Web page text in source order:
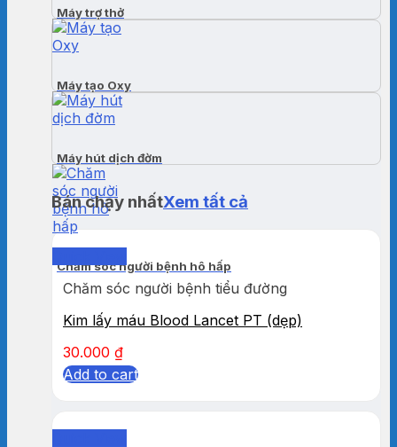
Máy trợ thở
Máy tạo Oxy
Máy hút dịch đờm
Chăm sóc người bệnh hô hấp
Bán chạy nhấtXem tất cả
Chăm sóc người bệnh tiểu đường
Kim lấy máu Blood Lancet PT (dẹp)
30.000 ₫
Add to cart